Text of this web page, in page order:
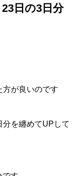
日の3日分
が良いのです
分を纏めてUPして